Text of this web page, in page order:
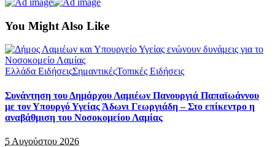
You Might Also Like
Ελλάδα ΕιδήσειςΣημαντικέςΤοπικές Ειδήσεις
Συνάντηση του Δημάρχου Λαμιέων Πανουργιά Παπαϊωάννου
με τον Υπουργό Υγείας Άδωνι Γεωργιάδη – Στο επίκεντρο η
αναβάθμιση του Νοσοκομείου Λαμίας
5 Αυγούστου 2026